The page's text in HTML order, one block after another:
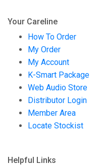
Your Careline
How To Order
My Order
My Account
K-Smart Package
Web Audio Store
Distributor Login
Member Area
Locate Stockist
Helpful Links